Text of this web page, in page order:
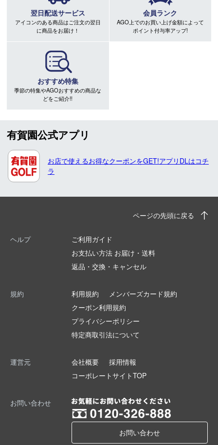
翌日配送サービス
アイコンのある商品はご注文の翌日
に商品をお届け！
会員ランク
AGO上でのお買い上げ金額によって
ポイント付与率アップ!
おすすめ特集
季節の特集やAGOおすすめの商品な
どをご紹介!!
有賀園公式アプリ
お店で使えるお得なクーポンをGET!アプリDLはコチ
ラ
ページの先頭に戻る
ヘルプ
ご利用ガイド
お支払い方法 お届け・送料
返品・交換・キャンセル
規約 利用規約
メンバーズカード規約
クーポン利用規約
プライバシーポリシー
特定商取引法について
運営元 会社概要
採用情報
コーポレートサイトTOP
お問い合わせ
お問い合わせ